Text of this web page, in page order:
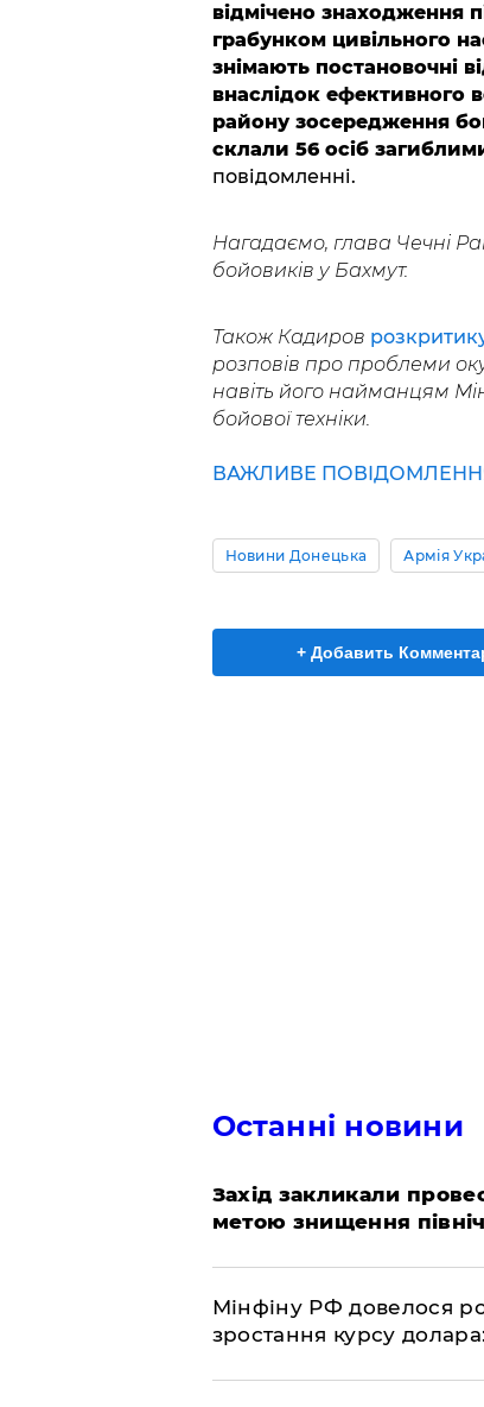
відмічено знаходження
грабунком цивільного
знімають постановочні
внаслідок ефективного
району зосередження
склали 56 осіб
повідомленні.
Нагадаємо, глава Чечні
бойовиків у Бахмут.
Також Кадиров
розповів про проблеми
навіть його найманцям
бойової техніки.
ВАЖЛИВЕ ПОВІДОМЛЕННЯ
Новини Донецька Армія
+ Добавить
Останні новини
​Захід закликали
метою знищення
​Мінфіну РФ довелося
зростання курсу